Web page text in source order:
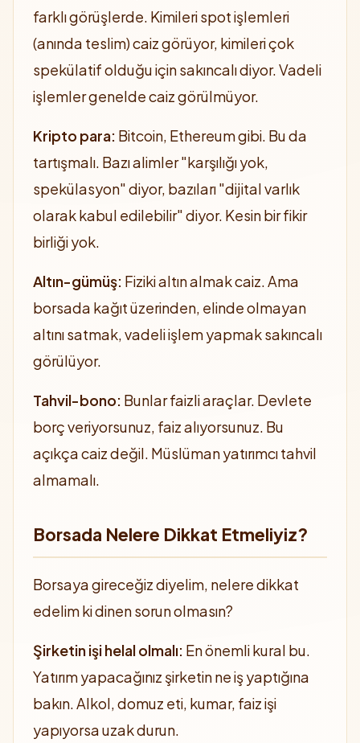
farklı görüşlerde. Kimileri spot işlemleri
(anında teslim) caiz görüyor, kimileri çok
spekülatif olduğu için sakıncalı diyor. Vadeli
işlemler genelde caiz görülmüyor.
Kripto para: Bitcoin, Ethereum gibi. Bu da
tartışmalı. Bazı alimler "karşılığı yok,
spekülasyon" diyor, bazıları "dijital varlık
olarak kabul edilebilir" diyor. Kesin bir fikir
birliği yok.
Altın-gümüş: Fiziki altın almak caiz. Ama
borsada kağıt üzerinden, elinde olmayan
altını satmak, vadeli işlem yapmak sakıncalı
görülüyor.
Tahvil-bono: Bunlar faizli araçlar. Devlete
borç veriyorsunuz, faiz alıyorsunuz. Bu
açıkça caiz değil. Müslüman yatırımcı tahvil
almamalı.
Borsada Nelere Dikkat Etmeliyiz?
Borsaya gireceğiz diyelim, nelere dikkat
edelim ki dinen sorun olmasın?
Şirketin işi helal olmalı: En önemli kural bu.
Yatırım yapacağınız şirketin ne iş yaptığına
bakın. Alkol, domuz eti, kumar, faiz işi
yapıyorsa uzak durun.